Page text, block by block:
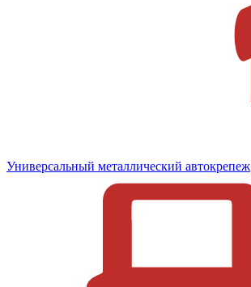
Универсальный металлический автокрепеж